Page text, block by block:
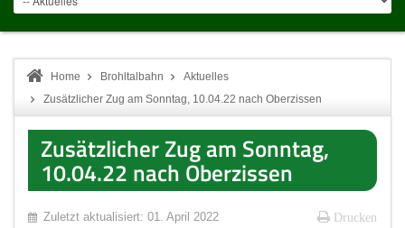
Home Brohltalbahn
Aktuelles
Zusätzlicher Zug am Sonntag, 10.04.22 nach Oberzissen
Zusätzlicher Zug am Sonntag,
10.04.22 nach Oberzissen
Drucken
Zuletzt aktualisiert: 01. April 2022